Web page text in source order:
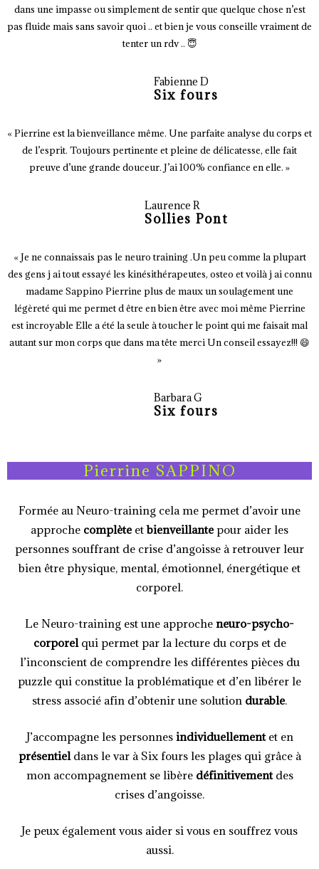
dans une impasse ou simplement de sentir que quelque chose n’est
pas fluide mais sans savoir quoi .. et bien je vous conseille vraiment de
tenter un rdv .. 😇
Fabienne D
Six fours
« Pierrine est la bienveillance même. Une parfaite analyse du corps et
de l’esprit. Toujours pertinente et pleine de délicatesse, elle fait
preuve d’une grande douceur. J’ai 100% confiance en elle. »
Laurence R
Sollies Pont
« Je ne connaissais pas le neuro training .Un peu comme la plupart
des gens j ai tout essayé les kinésithérapeutes, osteo et voilà j ai connu
madame Sappino Pierrine plus de maux un soulagement une
légèreté qui me permet d être en bien être avec moi même Pierrine
est incroyable Elle a été la seule à toucher le point qui me faisait mal
autant sur mon corps que dans ma tête merci Un conseil essayez!!! 😄
»
Barbara G
Six fours
Pierrine SAPPINO
Formée au Neuro-training cela me permet d’avoir une
approche complète etbienveillante pour aider les
personnes souffrant de crise d’angoisse à retrouver leur
bien être physique, mental, émotionnel, énergétique et
corporel.
Le Neuro-training est une approche neuro-psycho-
corporelqui permet par la lecture du corps et de
l’inconscient de comprendre les différentes pièces du
puzzle qui constitue la problématique et d’en libérer le
stress associé afin d’obtenir une solution durable.
J’accompagne les personnes individuellementet en
présentieldans le var à Six fours les plages qui grâce à
mon accompagnement se libère définitivementdes
crises d’angoisse.
Je peux également vous aider si vous en souffrez vous
aussi.